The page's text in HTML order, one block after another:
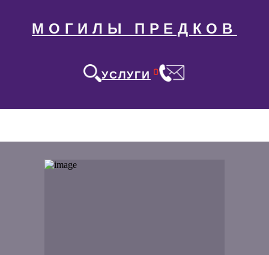
МОГИЛЫ ПРЕДКОВ
УСЛУГИ 0